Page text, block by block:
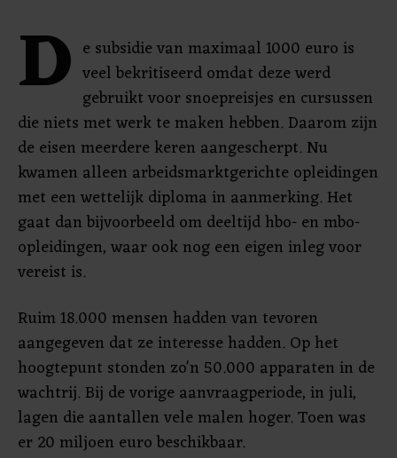
D e subsidie van maximaal 1000 euro is
veel bekritiseerd omdat deze werd
gebruikt voor snoepreisjes en cursussen
die niets met werk te maken hebben. Daarom zijn
de eisen meerdere keren aangescherpt. Nu
kwamen alleen arbeidsmarktgerichte opleidingen
met een wettelijk diploma in aanmerking. Het
gaat dan bijvoorbeeld om deeltijd hbo- en mbo-
opleidingen, waar ook nog een eigen inleg voor
vereist is.
Ruim 18.000 mensen hadden van tevoren
aangegeven dat ze interesse hadden. Op het
hoogtepunt stonden zo'n 50.000 apparaten in de
wachtrij. Bij de vorige aanvraagperiode, in juli,
lagen die aantallen vele malen hoger. Toen was
er 20 miljoen euro beschikbaar.